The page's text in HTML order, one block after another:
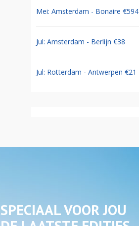
Mei: Amsterdam - Bonaire €594
Jul: Amsterdam - Berlijn €38
Jul: Rotterdam - Antwerpen €21
SPECIAAL VOOR JOU